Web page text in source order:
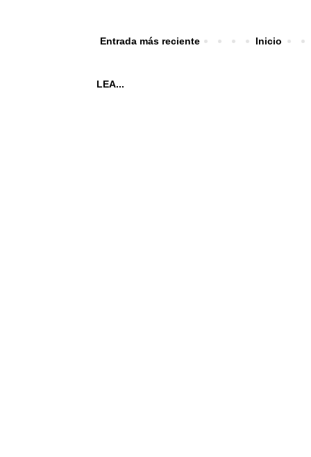
Entrada más reciente Inicio
LEA...